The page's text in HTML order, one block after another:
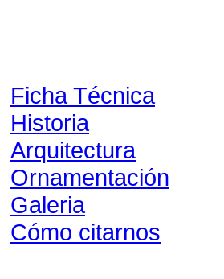
Ficha Técnica
Historia
Arquitectura
Ornamentación
Galeria
Cómo citarnos